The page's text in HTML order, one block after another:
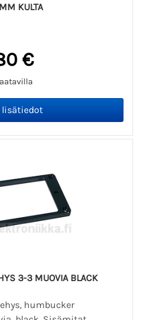
KULTA
€
3-3 MUOVIA BLACK
humbucker